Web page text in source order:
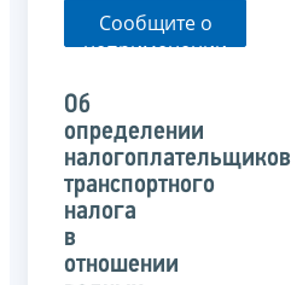
Сообщите о
неприменении
указанного
письма
Об
определении
налогоплательщиков
транспортного
налога
в
отношении